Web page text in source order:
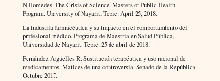
N Homedes. The Crisis of Science. Masters of Public Health
Program. University of Nayarit, Tepic. April 25, 2018.
La industria farmacéutica y su impacto en el comportamiento del
profesional médico. Programa de Maestria en Salud Pública,
Universidad de Nayarit, Tepic. 25 de abril de 2018.
Fernández Argüelles R. Sustitución terapéutica y uso racional de
medicamentos. Matices de una controversia. Senado de la República.
Octubre 2017.